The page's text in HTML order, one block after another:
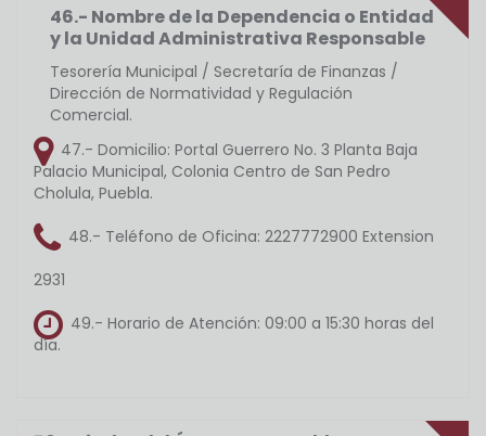
46.- Nombre de la Dependencia o Entidad
y la Unidad Administrativa Responsable
Tesorería Municipal / Secretaría de Finanzas /
Dirección de Normatividad y Regulación
Comercial.
47.- Domicilio: Portal Guerrero No. 3 Planta Baja
Palacio Municipal, Colonia Centro de San Pedro
Cholula, Puebla.
48.- Teléfono de Oficina: 2227772900 Extension
2931
49.- Horario de Atención: 09:00 a 15:30 horas del
día.